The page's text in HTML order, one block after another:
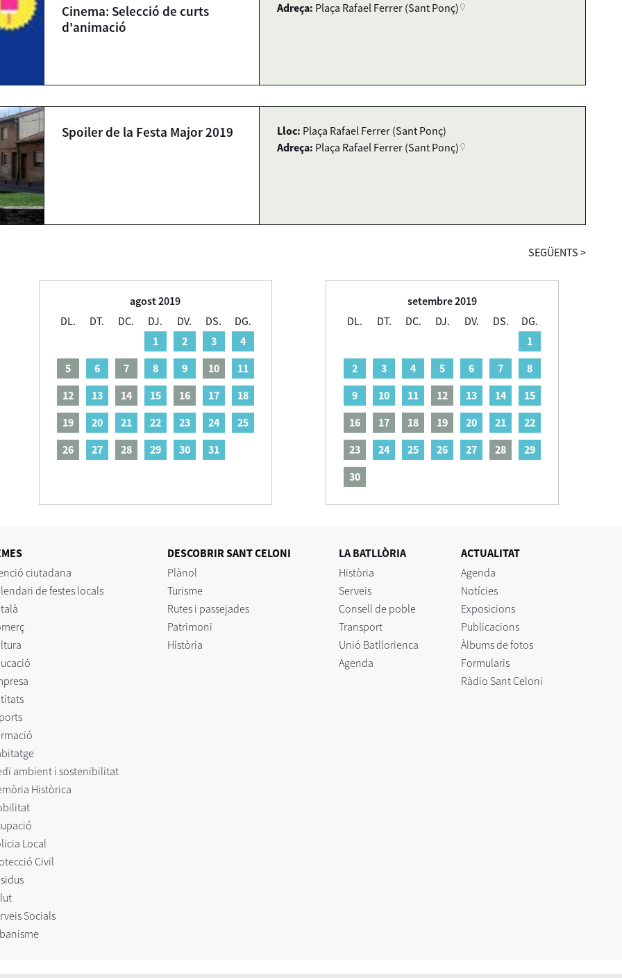
Cinema: Selecció de curts
d'animació
Adreça: Plaça Rafael Ferrer (Sant Ponç)
Spoiler de la Festa Major 2019 Lloc: Plaça Rafael Ferrer (Sant Ponç)
Adreça: Plaça Rafael Ferrer (Sant Ponç)
SEGÜENTS >
agost 2019
DL.
DT. DC. DJ. DV. DS.
DG.
1
2 3
4
5
6 7 8 9 10
11
12
13 14 15 16 17
18
19
20 21 22 23 24
25
26
27 28 29 30 31
setembre 2019
DL.
DT. DC. DJ. DV. DS.
DG.
1
2
3 4 5 6 7
8
9
10 11 12 13 14
15
16
17 18 19 20 21
22
23
24 25 26 27 28
29
30
ciutadana
de festes locals
ambient i sostenibilitat
Històrica
Local
Civil
Socials
DESCOBRIR SANT CELONI
Plànol
Turisme
Rutes i passejades
Patrimoni
Història
LA BATLLÒRIA
Història
Serveis
Consell de poble
Transport
Unió Batllorienca
Agenda
ACTUALITAT
Agenda
Notícies
Exposicions
Publicacions
Àlbums de fotos
Formularis
Ràdio Sant Celoni